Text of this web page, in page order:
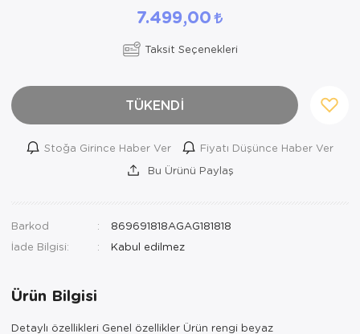
7.499,00
Taksit Seçenekleri
TÜKENDİ
Stoğa Girince Haber Ver
Fiyatı Düşünce Haber Ver
Bu Ürünü Paylaş
Barkod
869691818AGAG181818
İade Bilgisi:
Ürün Bilgisi
Detaylı özellikleri Genel özellikler Ürün rengi beyaz